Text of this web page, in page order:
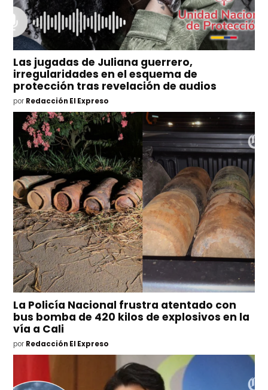
Las jugadas de Juliana guerrero,
irregularidades en el esquema de
protección tras revelación de audios
por Redacción El Expreso
La Policía Nacional frustra atentado con
bus bomba de 420 kilos de explosivos en la
vía a Cali
por Redacción El Expreso